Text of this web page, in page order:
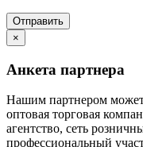
Отправить
×
Анкета партнера
Нашим партнером может
оптовая торговая
агентство, сеть
профессиональный